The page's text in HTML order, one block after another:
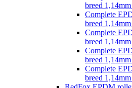
breed
Complete
breed
Complete
breed
Complete
breed
Complete
breed